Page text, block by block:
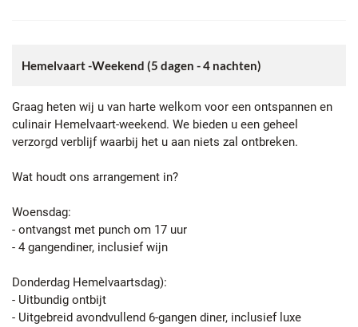
Hemelvaart -Weekend (5 dagen - 4 nachten)
Graag heten wij u van harte welkom voor een ontspannen en
culinair Hemelvaart-weekend. We bieden u een geheel
verzorgd verblijf waarbij het u aan niets zal ontbreken.
Wat houdt ons arrangement in?
Woensdag:
- ontvangst met punch om 17 uur
- 4 gangendiner, inclusief wijn
Donderdag Hemelvaartsdag):
- Uitbundig ontbijt
- Uitgebreid avondvullend 6-gangen diner, inclusief luxe